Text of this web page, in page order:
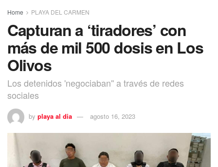
Home PLAYA DEL CARMEN
Capturan a ‘tiradores’ con
más de mil 500 dosis en Los
Olivos
Los detenidos 'negociaban'' a través de redes
sociales
by playa al dia agosto 16, 2023